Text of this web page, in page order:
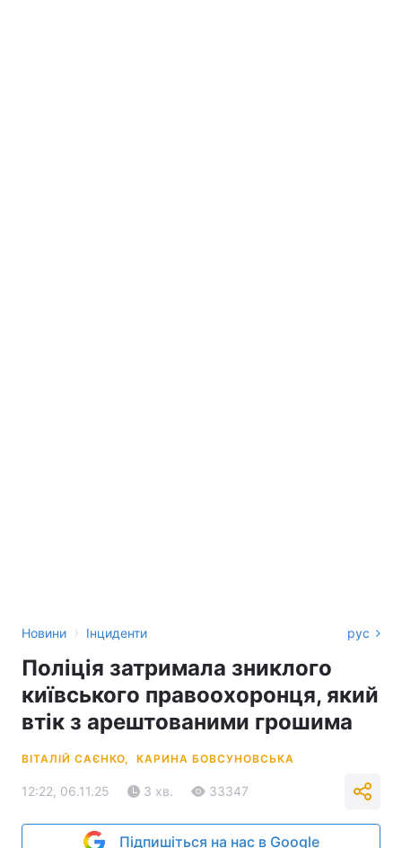
Новини › Інциденти рус
Поліція затримала зниклого
київського правоохоронця, який
втік з арештованими грошима
ВІТАЛІЙ САЄНКО, КАРИНА БОВСУНОВСЬКА
12:22, 06.11.25 3 хв. 33347
Підпишіться на нас в Google